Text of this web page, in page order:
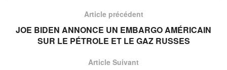
Article précédent
JOE BIDEN ANNONCE UN EMBARGO AMÉRICAIN
SUR LE PÉTROLE ET LE GAZ RUSSES
Article Suivant